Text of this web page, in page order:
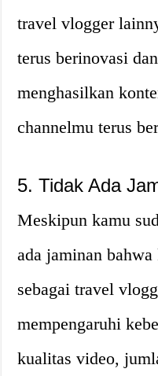
travel vlogger
terus berinovasi
menghasilkan
channelmu terus
5. Tidak Ada
Meskipun kamu
ada jaminan bahwa
sebagai travel
mempengaruhi
kualitas video,